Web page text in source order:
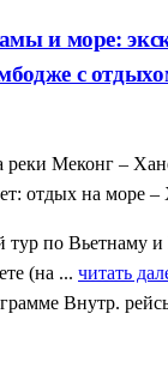
и море:
с
Меконг –
отдых на море
тур по Вьетнаму
(на ... читать
Внутр.